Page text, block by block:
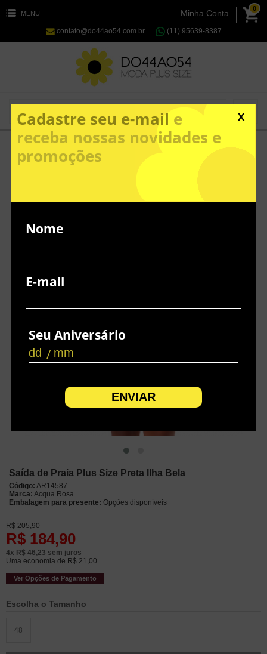
MENU Minha Conta 0
contato@do44ao54.com.br (11) 95639-8387
Cadastre seu e-mail e
receba nossas novidades e
promoções
X
Nome
E-mail
Seu Aniversário
/
Saída de Praia Plus Size Preta Ilha Bela
Código: AR14587
Marca: Acqua Rosa
Embalagem para presente: Opções disponíveis
R$205,90
R$ 184,90
4x R$ 46,23 sem juros
Uma economia de R$ 21,00
Ver Opções de Pagamento
Tamanho
48